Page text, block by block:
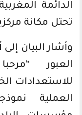
الدائمة
تحتل مكانة
وأشار البيان
العملية